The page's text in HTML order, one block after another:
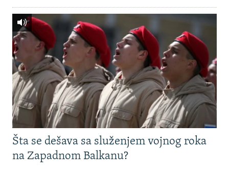
Šta se dešava sa služenjem vojnog roka
na Zapadnom Balkanu?